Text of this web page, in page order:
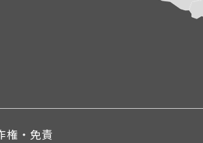
権・免責